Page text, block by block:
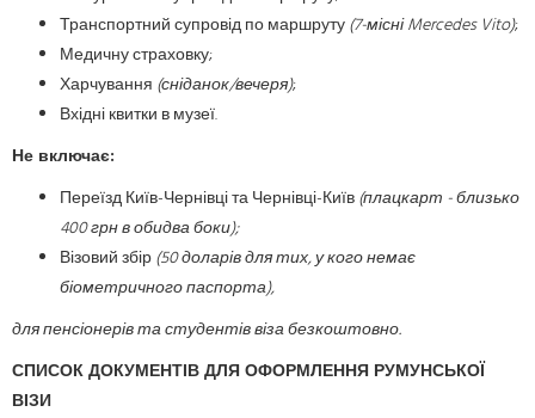
Транспортний супровід по маршруту(7-місніMercedes Vito);
Медичну страховку;
Харчування (сніданок/вечеря);
Вхідні квитки в музеї.
Не включає:
Переїзд Київ-Чернівці та Чернівці-Київ(плацкарт - близько
400 грн в обидва боки);
Візовий збір(50 доларів для тих, у кого немає
біометричного паспорта),
для пенсіонерів та студентів віза безкоштовно.
СПИСОК ДОКУМЕНТІВ ДЛЯ ОФОРМЛЕННЯ РУМУНСЬКОЇ
ВІЗИ